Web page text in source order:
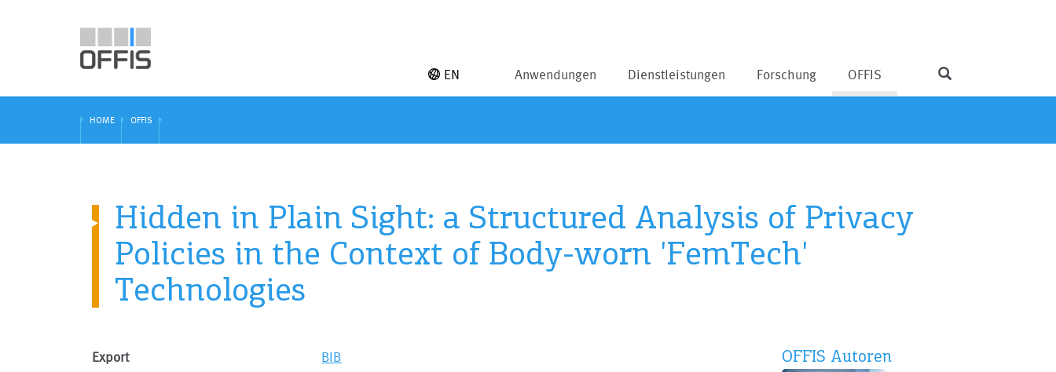
Anwendungen Dienstleistungen Forschung OFFIS
EN
HOME OFFIS
Hidden in Plain Sight: a Structured Analysis of Privacy
Policies in the Context of Body-worn 'FemTech'
Technologies
Export BIB OFFIS Autoren